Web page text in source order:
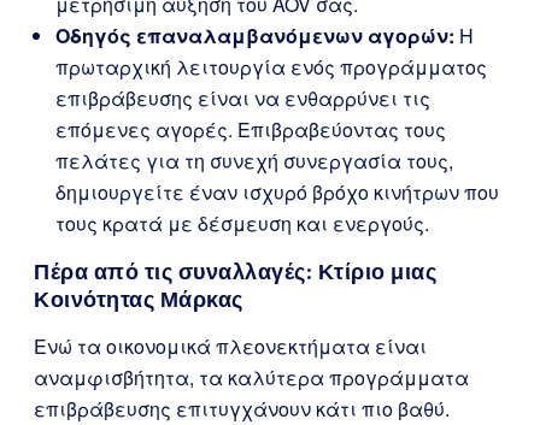
Οδηγός επαναλαμβανόμενων αγορών: Η
πρωταρχική λειτουργία ενός προγράμματος
επιβράβευσης είναι να ενθαρρύνει τις
επόμενες αγορές. Επιβραβεύοντας τους
πελάτες για τη συνεχή συνεργασία τους,
δημιουργείτε έναν ισχυρό βρόχο κινήτρων που
τους κρατά με δέσμευση και ενεργούς.
Πέρα από τις συναλλαγές: Κτίριο μιας
Κοινότητας Μάρκας
Ενώ τα οικονομικά πλεονεκτήματα είναι
αναμφισβήτητα, τα καλύτερα προγράμματα
επιβράβευσης επιτυγχάνουν κάτι πιο βαθύ.